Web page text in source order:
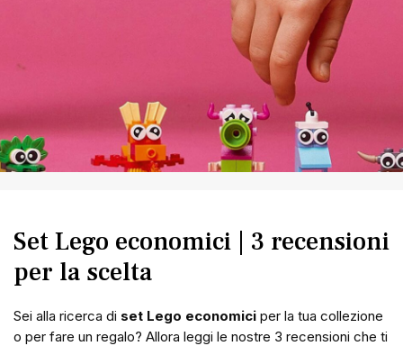
Set Lego economici | 3 recensioni
per la scelta
Sei alla ricerca di set Lego economici per la tua collezione
o per fare un regalo? Allora leggi le nostre 3 recensioni che ti